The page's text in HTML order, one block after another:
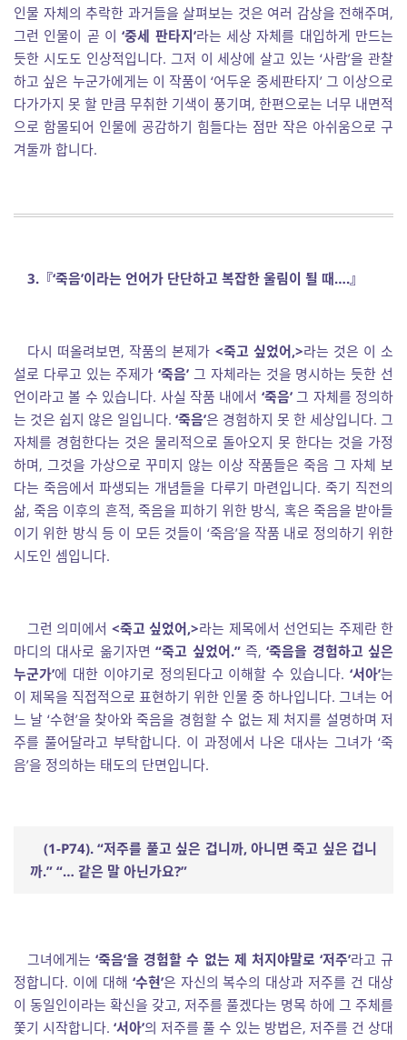
인물 자체의 추락한 과거들을 살펴보는 것은 여러 감상을 전해주며,
그런 인물이 곧 이 ‘중세 판타지’라는 세상 자체를 대입하게 만드는
듯한 시도도 인상적입니다. 그저 이 세상에 살고 있는 ‘사람’을 관찰
하고 싶은 누군가에게는 이 작품이 ‘어두운 중세판타지’ 그 이상으로
다가가지 못 할 만큼 무취한 기색이 풍기며, 한편으로는 너무 내면적
으로 함몰되어 인물에 공감하기 힘들다는 점만 작은 아쉬움으로 구
겨둘까 합니다.
3. 『‘죽음’이라는 언어가 단단하고 복잡한 울림이 될 때….』
다시 떠올려보면, 작품의 본제가 <죽고 싶었어,>라는 것은 이 소
설로 다루고 있는 주제가‘죽음’ 그 자체라는 것을 명시하는 듯한 선
언이라고 볼 수 있습니다. 사실 작품 내에서 ‘죽음’그 자체를 정의하
는 것은 쉽지 않은 일입니다. ‘죽음’은 경험하지 못 한 세상입니다. 그
자체를 경험한다는 것은 물리적으로 돌아오지 못 한다는 것을 가정
하며, 그것을 가상으로 꾸미지 않는 이상 작품들은 죽음 그 자체 보
다는 죽음에서 파생되는 개념들을 다루기 마련입니다. 죽기 직전의
삶, 죽음 이후의 흔적, 죽음을 피하기 위한 방식, 혹은 죽음을 받아들
이기 위한 방식 등 이 모든 것들이 ‘죽음’을 작품 내로 정의하기 위한
시도인 셈입니다.
그런 의미에서 <죽고 싶었어,>라는 제목에서 선언되는 주제란 한
마디의 대사로 옮기자면 “죽고 싶었어.”즉,‘죽음을 경험하고 싶은
누군가’에 대한 이야기로 정의된다고 이해할 수 있습니다. ‘서아’는
이 제목을 직접적으로 표현하기 위한 인물 중 하나입니다. 그녀는 어
느 날 ‘수현’을 찾아와 죽음을 경험할 수 없는 제 처지를 설명하며 저
주를 풀어달라고 부탁합니다. 이 과정에서 나온 대사는 그녀가 ‘죽
음’을 정의하는 태도의 단면입니다.
(1-P74). “저주를 풀고 싶은 겁니까, 아니면 죽고 싶은 겁니
까.” “… 같은 말 아닌가요?”
그녀에게는 ‘죽음’을 경험할 수 없는 제 처지야말로 ‘저주’라고 규
정합니다. 이에 대해 ‘수현’은 자신의 복수의 대상과 저주를 건 대상
이 동일인이라는 확신을 갖고, 저주를 풀겠다는 명목 하에 그 주체를
쫓기 시작합니다. ‘서아’의 저주를 풀 수 있는 방법은, 저주를 건 상대